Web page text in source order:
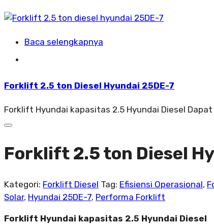
Baca selengkapnya
Forklift 2.5 ton Diesel Hyundai 25DE-7
Forklift Hyundai kapasitas 2.5 Hyundai Diesel
Forklift 2.5 ton Diesel
Kategori: Forklift Diesel Tag: Efisiensi Operasional,
Solar, Hyundai 25DE-7, Performa Forklift
Forklift Hyundai kapasitas 2.5 Hyundai Diesel